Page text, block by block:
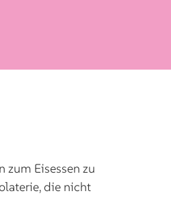
zum Eisessen zu
die nicht